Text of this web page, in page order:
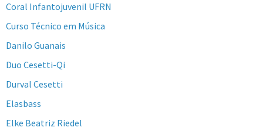
Coral Infantojuvenil UFRN
Curso Técnico em Música
Danilo Guanais
Duo Cesetti-Qi
Durval Cesetti
Elasbass
Elke Beatriz Riedel